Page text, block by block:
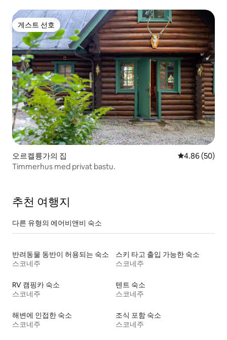
게스트 선호
게스트 선호
오르켈륭가의 집 평점 4.86점(5
4.86 (50)
Timmerhus med privat bastu.
추천 여행지
다른 유형의 에어비앤비 숙소
반려동물 동반이 허용되는 숙소
스코네주
스키 타고 출입 가능한 숙소
스코네주
RV 캠핑카 숙소
스코네주
텐트 숙소
스코네주
해변에 인접한 숙소
스코네주
조식 포함 숙소
스코네주